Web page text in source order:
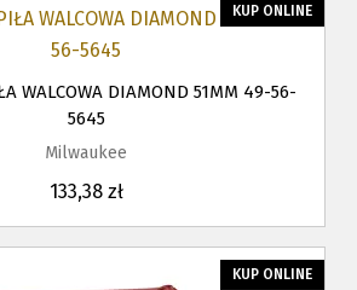
WALCOWA DIAMOND 51MM 49-56-
5645
Milwaukee
133,38 zł
KUP ONLINE
KUP ONLINE